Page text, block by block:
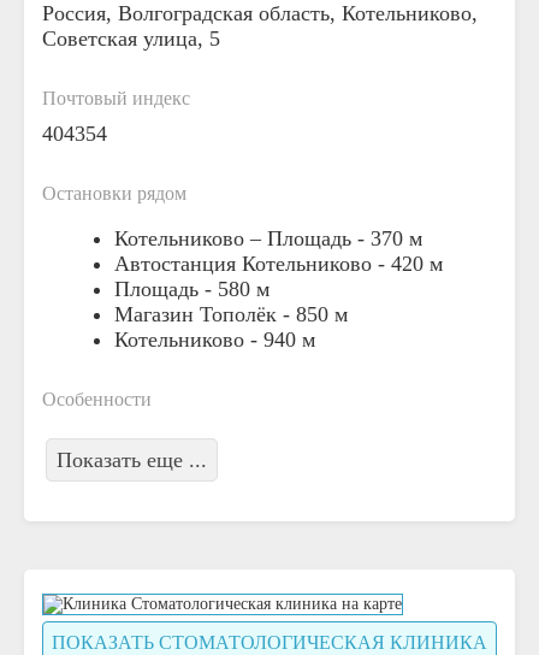
Россия, Волгоградская область, Котельниково,
Советская улица, 5
Почтовый индекс
404354
Остановки рядом
Котельниково – Площадь - 370 м
Автостанция Котельниково - 420 м
Площадь - 580 м
Магазин Тополёк - 850 м
Котельниково - 940 м
Особенности
Показать еще ...
ПОКАЗАТЬ СТОМАТОЛОГИЧЕСКАЯ КЛИНИКА